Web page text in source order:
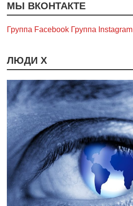
МЫ ВКОНТАКТЕ
Группа Facebook Группа Instagram
ЛЮДИ Х